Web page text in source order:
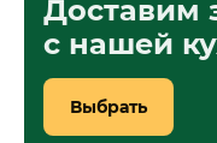
Доставим
с нашей
Выбрать